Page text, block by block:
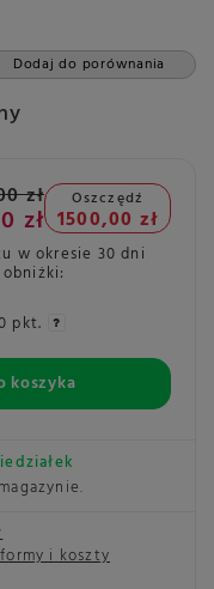
Dodaj do porównania
zł
zł
Oszczędź
1500,00 zł
w okresie 30 dni
pkt.
koszyka
i koszty